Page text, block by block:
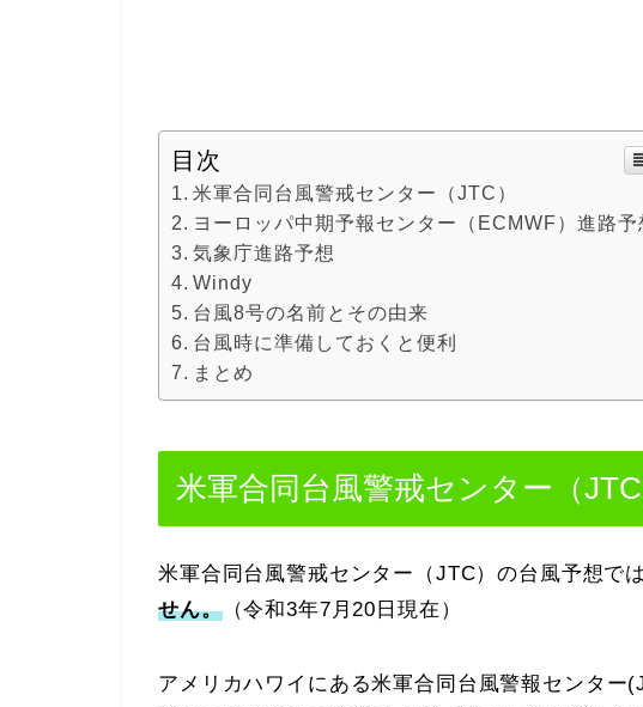
目次
米軍合同台風警戒センター（JTC）
ヨーロッパ中期予報センター（ECMWF）進路予
気象庁進路予想
Windy
台風8号の名前とその由来
台風時に準備しておくと便利
まとめ
米軍合同台風警戒センター（JTC
米軍合同台風警戒センター（JTC）の台風予想では
せん。（令和3年7月20日現在）
アメリカハワイにある米軍合同台風警報センター